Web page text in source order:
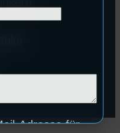
Adresse für